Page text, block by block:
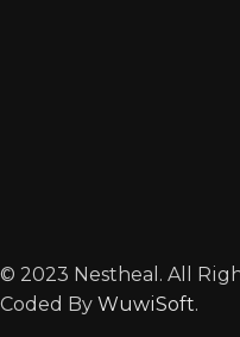
© 2023 Nestheal. All
Coded By WuwiSoft.